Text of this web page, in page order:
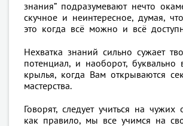
знания” подразумевают нечто
скучное и неинтересное, думая,
это когда всё можно и всё
Нехватка знаний сильно сужает
потенциал, и наоборот, буквально
крылья, когда Вам открываются
мастерства.
Говорят, следует учиться на
как правило, мы все учимся на